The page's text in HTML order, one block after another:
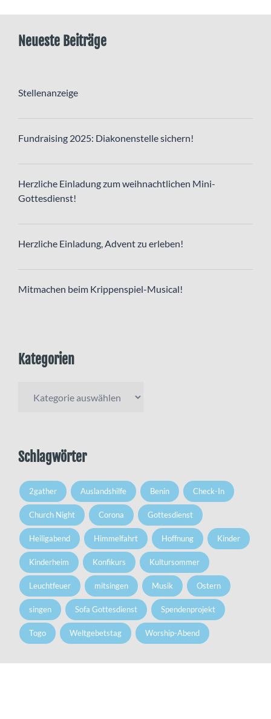
Neueste Beiträge
Stellenanzeige
Fundraising 2025: Diakonenstelle sichern!
Herzliche Einladung zum weihnachtlichen Mini-
Gottesdienst!
Herzliche Einladung, Advent zu erleben!
Mitmachen beim Krippenspiel-Musical!
Kategorien
Schlagwörter
2gather Auslandshilfe Benin Check-In
Church Night Corona Gottesdienst
Heiligabend Himmelfahrt Hoffnung Kinder
Kinderheim Konfikurs Kultursommer
Leuchtfeuer mitsingen Musik Ostern
singen Sofa Gottesdienst Spendenprojekt
Togo Weltgebetstag Worship-Abend